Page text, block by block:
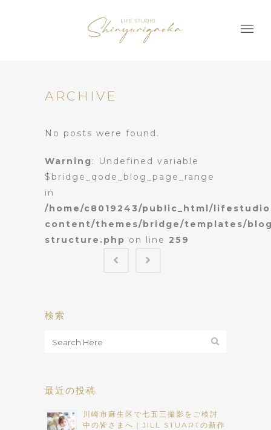
ARCHIVE
No posts were found.
Warning: Undefined variable
$bridge_qode_blog_page_range
in
/home/c8019243/public_html/
content/themes/bridge/templates/
structure.php on line 259
検索
最近の投稿
川崎市麻生区で七五三撮影をご検討
中の皆さまへ｜JILL STUARTの新作